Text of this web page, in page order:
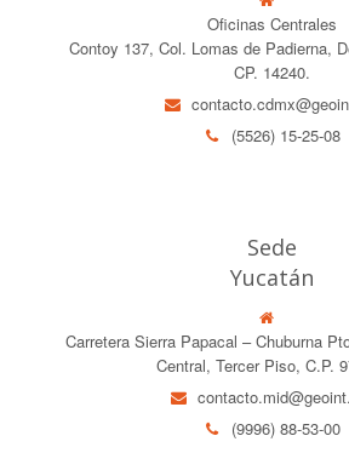
Oficinas Centrales
Contoy 137, Col. Lomas de Padierna,
CP. 14240.
(5526) 15-25-08
Sede
Yucatán
Carretera Sierra Papacal – Chuburna
Central, Tercer Piso, C.P.
(9996) 88-53-00